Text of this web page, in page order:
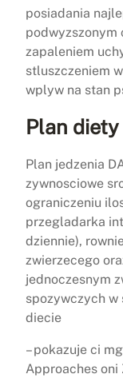
posiadania
podwyzszonym
zapaleniem
stluszczeniem
wplyw na stan
Plan diety
Plan jedzenia
zywnosciowe
ograniczeniu
przegladarka
dziennie),
zwierzecego
jednoczesnym
spozywczych w
diecie
– pokazuje ci
Approaches